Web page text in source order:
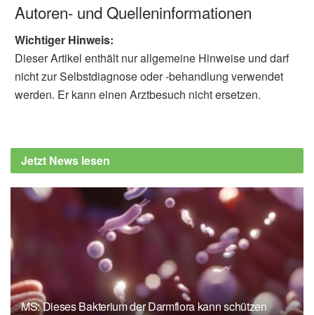
Autoren- und Quelleninformationen
Wichtiger Hinweis:
Dieser Artikel enthält nur allgemeine Hinweise und darf
nicht zur Selbstdiagnose oder -behandlung verwendet
werden. Er kann einen Arztbesuch nicht ersetzen.
Jetzt News lesen
MS: Dieses Bakterium der Darmflora kann schützen